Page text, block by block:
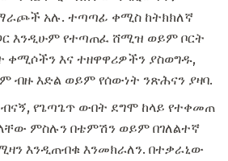
አሉ. ተጣጣፊ ቀሚስ ከትክክለኛ
እንዲሁም የተጣጠፈ ሸሚዝ ወይም ቦርት
ቀሚሶችን እና ተዘዋዋሪዎችን ያስወግዱ,
ብዙ እድል ወይም የሰውነት ንጽሕናን ያዛባ.
ብናኝ, የጌጣጌጥ ውበት ደግሞ ከላይ የተቀመጠ
ምስሉን በቴምሽን ወይም በገለልተኛ
እንዲጠብቁ እንመክራለን. በተቃራኒው